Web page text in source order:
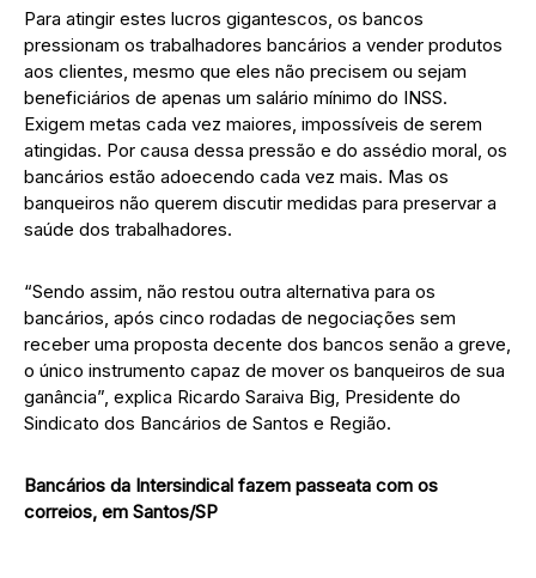
Para atingir estes lucros gigantescos, os bancos
pressionam os trabalhadores bancários a vender produtos
aos clientes, mesmo que eles não precisem ou sejam
beneficiários de apenas um salário mínimo do INSS.
Exigem metas cada vez maiores, impossíveis de serem
atingidas. Por causa dessa pressão e do assédio moral, os
bancários estão adoecendo cada vez mais. Mas os
banqueiros não querem discutir medidas para preservar a
saúde dos trabalhadores.
“Sendo assim, não restou outra alternativa para os
bancários, após cinco rodadas de negociações sem
receber uma proposta decente dos bancos senão a greve,
o único instrumento capaz de mover os banqueiros de sua
ganância”, explica Ricardo Saraiva Big, Presidente do
Sindicato dos Bancários de Santos e Região.
Bancários da Intersindical fazem passeata com os
correios, em Santos/SP